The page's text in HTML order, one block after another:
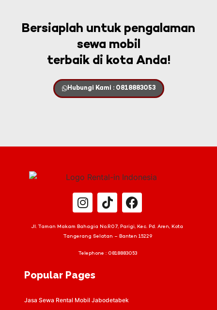
Bersiaplah untuk pengalaman
sewa mobil
terbaik di kota Anda!
Hubungi Kami : 0818883053
Jl. Taman Makam Bahagia No.R07, Parigi, Kec. Pd. Aren, Kota
Tangerang Selatan – Banten 15229
Telephone : 0818883053
Popular Pages
Jasa Sewa Rental Mobil Jabodetabek